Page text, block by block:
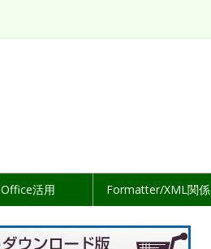
Office活用 Formatter/XML関係